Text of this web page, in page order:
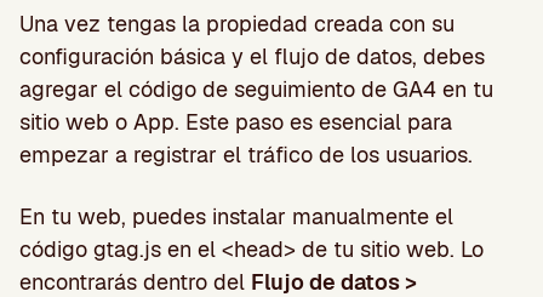
Una vez tengas la propiedad creada con su
configuración básica y el flujo de datos, debes
agregar el código de seguimiento de GA4 en tu
sitio web o App. Este paso es esencial para
empezar a registrar el tráfico de los usuarios.
En tu web, puedes instalar manualmente el
código gtag.js en el <head> de tu sitio web. Lo
encontrarás dentro del Flujo de datos >